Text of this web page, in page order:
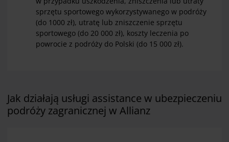
sprzętu sportowego wykorzystywanego w podróży
(do 1000 zł), utratę lub zniszczenie sprzętu
sportowego (do 20 000 zł), koszty leczenia po
powrocie z podróży do Polski (do 15 000 zł).
Jak działają usługi assistance w ubezpieczeniu
podróży zagranicznej w Allianz